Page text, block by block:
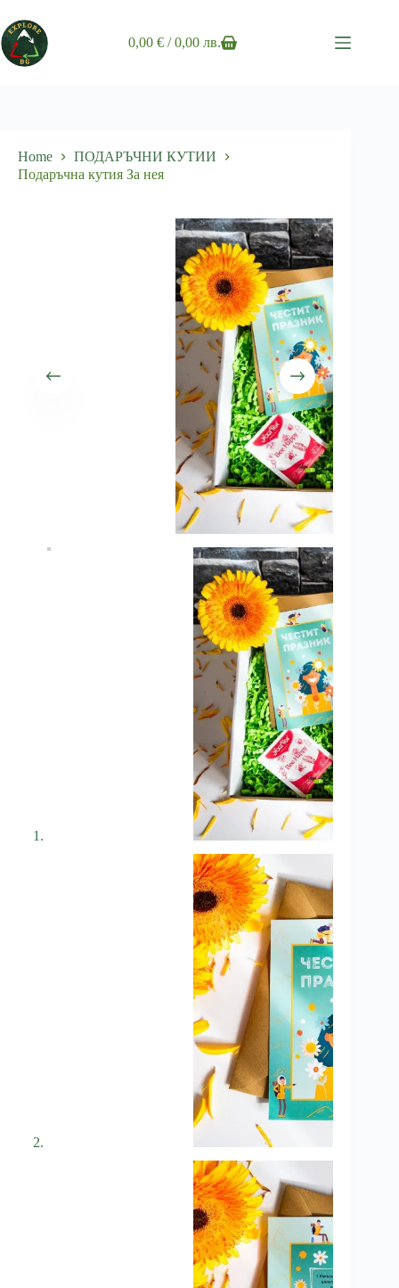
to
content
Shopping
0,00€ / 0,00 лв.
Home
ПОДАРЪЧНИ КУТИИ
Подаръчна кутия За нея